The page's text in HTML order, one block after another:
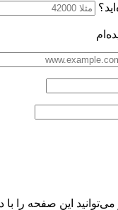
این صفحه را با